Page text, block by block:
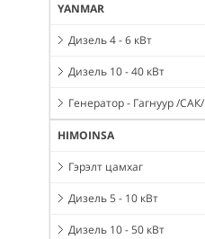
YANMAR
Дизель 4 - 6 кВт
Дизель 10 - 40 кВт
Генератор - Гагнуур /САК/
HIMOINSA
Гэрэлт цамхаг
Дизель 5 - 10 кВт
Дизель 10 - 50 кВт